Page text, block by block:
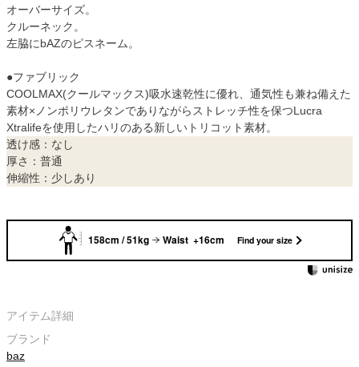
オーバーサイズ。
クルーネック。
左脇にbAZのピスネーム。
●ファブリック
COOLMAX(クールマックス)吸水速乾性に優れ、通気性も兼ね備えた
素材×ノンポリウレタンでありながらストレッチ性を保つLucra
Xtralifeを使用したハリのある新しいトリコット素材。
透け感：なし
厚さ：普通
伸縮性：少しあり
158cm / 51kg Waist +16cm Find your size
アイテム詳細
ブランド
baz